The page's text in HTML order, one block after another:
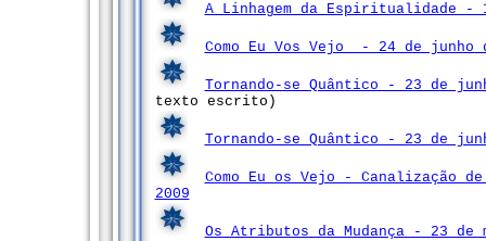
A Linhagem da Espiritualidade -
Como Eu Vos Vejo - 24 de junho
Tornando-se Quântico - 23 de
texto escrito)
Tornando-se Quântico - 23 de
Como Eu os Vejo - Canalização
2009
Os Atributos da Mudança - 23 de